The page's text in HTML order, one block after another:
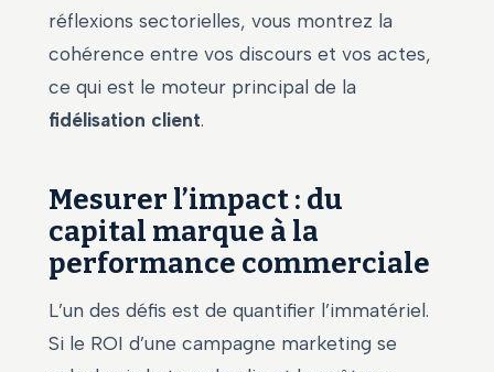
réflexions sectorielles, vous montrez la
cohérence entre vos discours et vos actes,
ce qui est le moteur principal de la
fidélisation client.
Mesurer l’impact : du
capital marque à la
performance commerciale
L’un des défis est de quantifier l’immatériel.
Si le ROI d’une campagne marketing se